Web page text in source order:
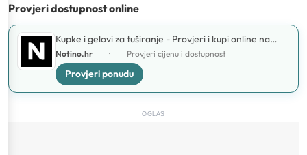
Provjeri dostupnost online
Kupke i gelovi za tuširanje - Provjeri i kupi online na
Notino.hr
Notino.hr · Provjeri cijenu i dostupnost
Provjeri ponudu
OGLAS